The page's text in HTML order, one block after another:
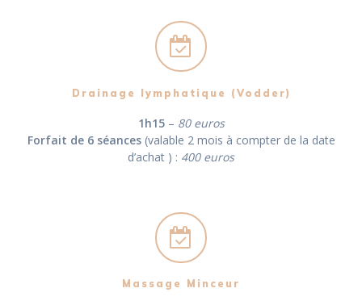
Drainage lymphatique (Vodder)
1h15– 80 euros
Forfait de 6 séances(valable 2 mois à compter de la date
d’achat ) : 400 euros
Massage Minceur